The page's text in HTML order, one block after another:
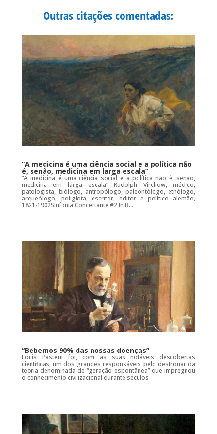
o
o
r
A
p
Outras citações comentadas:
“A medicina é uma ciência social e a política não
é, senão, medicina em larga escala”
“A medicina é uma ciência social e a política não é, senão,
medicina em larga escala” Rudolph Virchow, médico,
patologista, biólogo, antropólogo, paleontólogo, etnólogo,
arqueólogo, poliglota, escritor, editor e político alemão,
1821-1902Sinfonia Concertante #2 In B...
“Bebemos 90% das nossas doenças”
Louis Pasteur foi, com as suas notáveis descobertas
científicas, um dos grandes responsáveis pelo destronar da
teoria denominada de “geração espontânea” que impregnou
o conhecimento civilizacional durante séculos